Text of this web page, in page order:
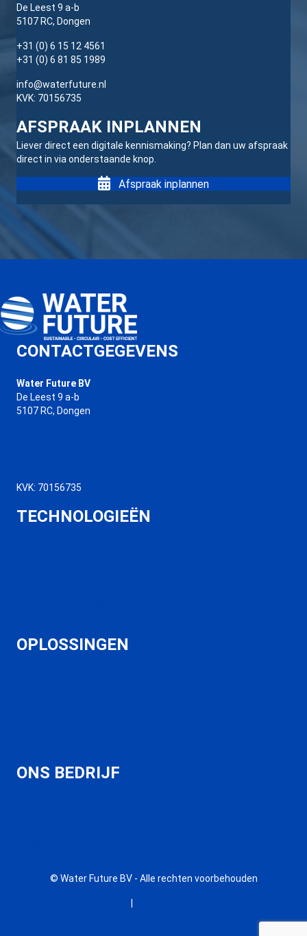
De Leest 9 a-b
5107 RC, Dongen
+31 (0) 6 15 12 4561
+31 (0) 6 81 85 1989
info@waterfuture.nl
KVK: 70156735
AFSPRAAK INPLANNEN
Liever direct een digitale kennismaking? Plan dan uw afspraak
direct in via onderstaande knop.
Afspraak inplannen
CONTACTGEGEVENS
Water Future BV
De Leest 9 a-b
5107 RC, Dongen
KVK: 70156735
TECHNOLOGIEËN
OPLOSSINGEN
ONS BEDRIJF
© Water Future BV - Alle rechten voorbehouden